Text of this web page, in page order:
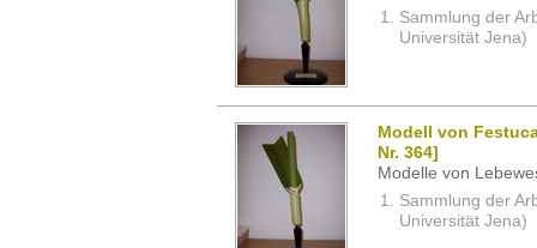
Sammlung der
Universität Jena)
Modell von
Nr. 364]
Modelle von
Sammlung der
Universität Jena)